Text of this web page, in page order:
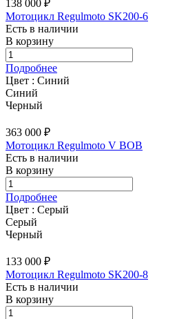
138 000 ₽
Мотоцикл Regulmoto SK200-6
Есть в наличии
В корзину
Подробнее
Цвет : Синий
Синий
Черный
363 000 ₽
Мотоцикл Regulmoto V BOB
Есть в наличии
В корзину
Подробнее
Цвет : Серый
Серый
Черный
133 000 ₽
Мотоцикл Regulmoto SK200-8
Есть в наличии
В корзину